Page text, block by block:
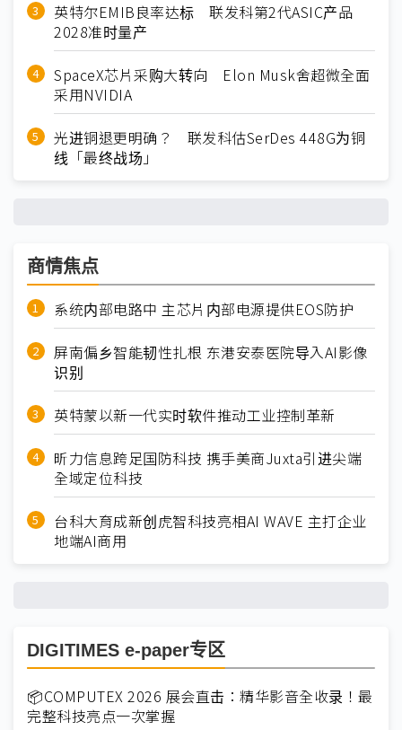
英特尔EMIB良率达标 联发科第2代ASIC产品
2028准时量产
SpaceX芯片采购大转向 Elon Musk舍超微全面
采用NVIDIA
光进铜退更明确？ 联发科估SerDes 448G为铜
线「最终战场」
商情焦点
系统内部电路中 主芯片内部电源提供EOS防护
屏南偏乡智能韧性扎根 东港安泰医院导入AI影像
识别
英特蒙以新一代实时软件推动工业控制革新
昕力信息跨足国防科技 携手美商Juxta引进尖端
全域定位科技
台科大育成新创虎智科技亮相AI WAVE 主打企业
地端AI商用
DIGITIMES e-paper专区
📦COMPUTEX 2026 展会直击：精华影音全收录！最
完整科技亮点一次掌握